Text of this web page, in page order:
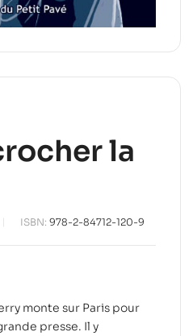
la
ISBN: 978-2-84712-120-9
monte sur Paris pour
presse. Il y